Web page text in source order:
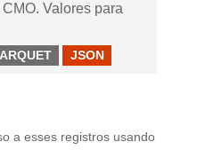
Valores para
JSON
a esses registros usando